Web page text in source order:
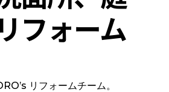
フォーム
リフォームチーム。